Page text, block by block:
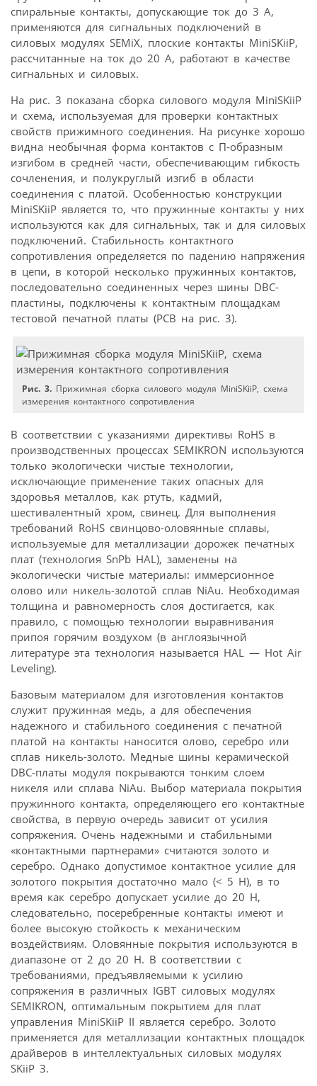
спиральные контакты, допускающие ток до 3 А,
применяются для сигнальных подключений в
силовых модулях SEMiX, плоские контакты MiniSKiiP,
рассчитанные на ток до 20 А, работают в качестве
сигнальных и силовых.
На рис. 3 показана сборка силового модуля MiniSKiiP
и схема, используемая для проверки контактных
свойств прижимного соединения. На рисунке хорошо
видна необычная форма контактов с П-образным
изгибом в средней части, обеспечивающим гибкость
сочленения, и полукруглый изгиб в области
соединения с платой. Особенностью конструкции
MiniSKiiP является то, что пружинные контакты у них
используются как для сигнальных, так и для силовых
подключений. Стабильность контактного
сопротивления определяется по падению напряжения
в цепи, в которой несколько пружинных контактов,
последовательно соединенных через шины DBC-
пластины, подключены к контактным площадкам
тестовой печатной платы (PCB на рис. 3).
Рис. 3. Прижимная сборка силового модуля MiniSKiiP, схема
измерения контактного сопротивления
В соответствии с указаниями директивы RoHS в
производственных процессах SEMIKRON используются
только экологически чистые технологии,
исключающие применение таких опасных для
здоровья металлов, как ртуть, кадмий,
шестивалентный хром, свинец. Для выполнения
требований RoHS свинцово-оловянные сплавы,
используемые для металлизации дорожек печатных
плат (технология SnPb HAL), заменены на
экологически чистые материалы: иммерсионное
олово или никель-золотой сплав NiAu. Необходимая
толщина и равномерность слоя достигается, как
правило, с помощью технологии выравнивания
припоя горячим воздухом (в англоязычной
литературе эта технология называется HAL — Hot Air
Leveling).
Базовым материалом для изготовления контактов
служит пружинная медь, а для обеспечения
надежного и стабильного соединения с печатной
платой на контакты наносится олово, серебро или
сплав никель-золото. Медные шины керамической
DBC-платы модуля покрываются тонким слоем
никеля или сплава NiAu. Выбор материала покрытия
пружинного контакта, определяющего его контактные
свойства, в первую очередь зависит от усилия
сопряжения. Очень надежными и стабильными
«контактными партнерами» считаются золото и
серебро. Однако допустимое контактное усилие для
золотого покрытия достаточно мало (< 5 Н), в то
время как серебро допускает усилие до 20 Н,
следовательно, посеребренные контакты имеют и
более высокую стойкость к механическим
воздействиям. Оловянные покрытия используются в
диапазоне от 2 до 20 Н. В соответствии с
требованиями, предъявляемыми к усилию
сопряжения в различных IGBT силовых модулях
SEMIKRON, оптимальным покрытием для плат
управления MiniSKiiP II является серебро. Золото
применяется для металлизации контактных площадок
драйверов в интеллектуальных силовых модулях
SKiiP 3.